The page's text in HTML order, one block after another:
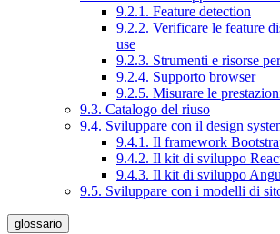
9.2.1. Feature detection
9.2.2. Verificare le feature
use
9.2.3. Strumenti e risorse
9.2.4. Supporto browser
9.2.5. Misurare le
9.3. Catalogo del riuso
9.4. Sviluppare con il design
9.4.1. Il framework
9.4.2. Il kit di sviluppo
9.4.3. Il kit di sviluppo
9.5. Sviluppare con i modelli di
glossario